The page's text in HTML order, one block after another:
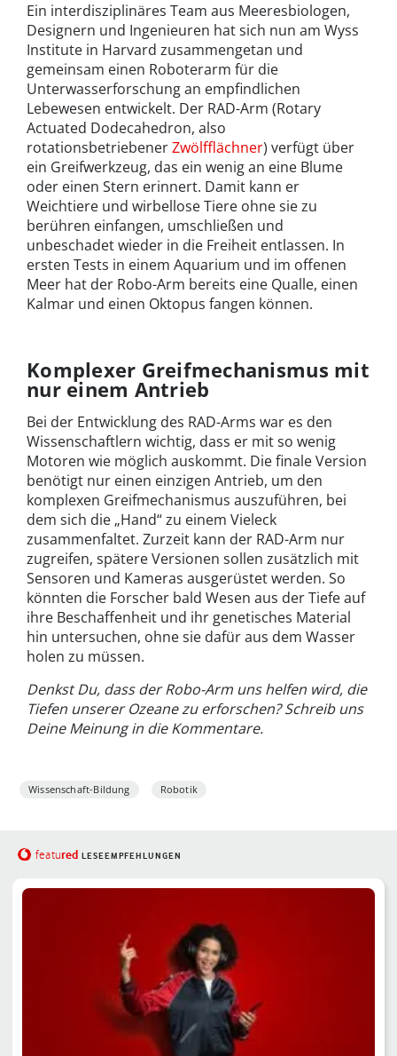
Ein interdisziplinäres Team aus Meeresbiologen,
Designern und Ingenieuren hat sich nun am Wyss
Institute in Harvard zusammengetan und
gemeinsam einen Roboterarm für die
Unterwasserforschung an empfindlichen
Lebewesen entwickelt. Der RAD-Arm (Rotary
Actuated Dodecahedron, also
rotationsbetriebenerZwölfflächner) verfügt über
ein Greifwerkzeug, das ein wenig an eine Blume
oder einen Stern erinnert. Damit kann er
Weichtiere und wirbellose Tiere ohne sie zu
berühren einfangen, umschließen und
unbeschadet wieder in die Freiheit entlassen. In
ersten Tests in einem Aquarium und im offenen
Meer hat der Robo-Arm bereits eine Qualle, einen
Kalmar und einen Oktopus fangen können.
Komplexer Greifmechanismus mit
nur einem Antrieb
Bei der Entwicklung des RAD-Arms war es den
Wissenschaftlern wichtig, dass er mit so wenig
Motoren wie möglich auskommt. Die finale Version
benötigt nur einen einzigen Antrieb, um den
komplexen Greifmechanismus auszuführen, bei
dem sich die „Hand“ zu einem Vieleck
zusammenfaltet. Zurzeit kann der RAD-Arm nur
zugreifen, spätere Versionen sollen zusätzlich mit
Sensoren und Kameras ausgerüstet werden. So
könnten die Forscher bald Wesen aus der Tiefe auf
ihre Beschaffenheit und ihr genetisches Material
hin untersuchen, ohne sie dafür aus dem Wasser
holen zu müssen.
Denkst Du, dass der Robo-Arm uns helfen wird, die
Tiefen unserer Ozeane zu erforschen? Schreib uns
Deine Meinung in die Kommentare.
Wissenschaft-Bildung Robotik
featured LESEEMPFEHLUNGEN